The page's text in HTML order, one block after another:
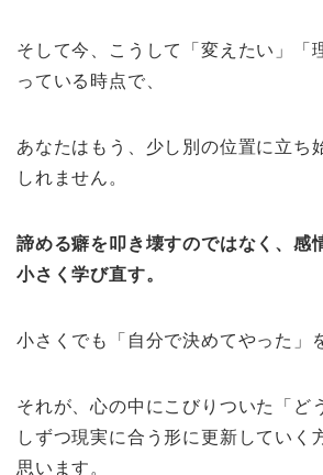
そして今、こうして「変えたい」「
っている時点で、
あなたはもう、少し別の位置に立ち
しれません。
諦める癖を叩き壊すのではなく、感
小さく学び直す。
小さくでも「自分で決めてやった」
それが、心の中にこびりついた「ど
しずつ現実に合う形に更新していく
思います。